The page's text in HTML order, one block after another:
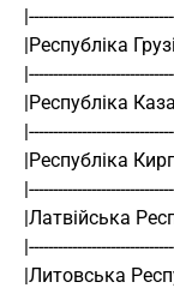
|Республіка
|Республіка
|Республіка
|Латвійська
|Литовська